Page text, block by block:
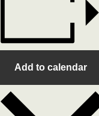
Add to calendar